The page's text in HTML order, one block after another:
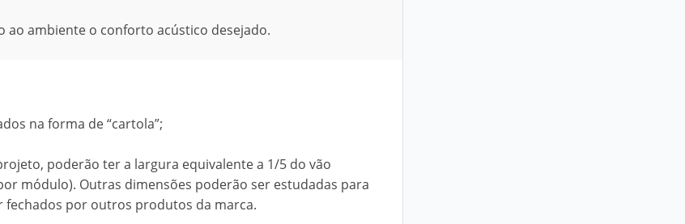
ao ambiente o conforto acústico desejado.
na forma de “cartola”;
poderão ter a largura equivalente a 1/5 do vão
módulo). Outras dimensões poderão ser estudadas para
fechados por outros produtos da marca.